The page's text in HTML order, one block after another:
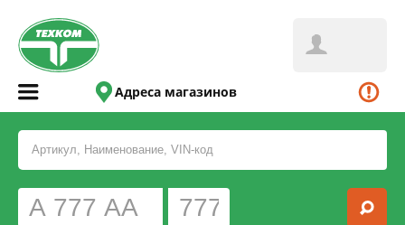
Адреса магазинов